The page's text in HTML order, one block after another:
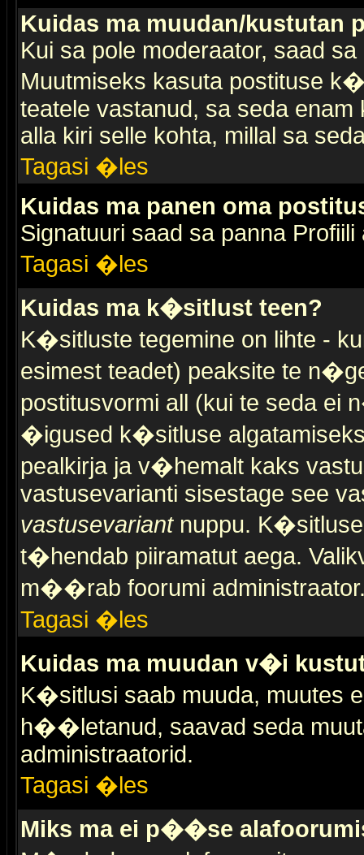
Kuidas ma muudan/kustutan
Kui sa pole moderaator, saad
Muutmiseks kasuta postituse
teatele vastanud, sa seda
alla kiri selle kohta, millal sa
Tagasi �les
Kuidas ma panen oma
Signatuuri saad sa panna Profiili
Tagasi �les
Kuidas ma k�sitlust teen?
K�sitluste tegemine on lihte -
esimest teadet) peaksite te
postitusvormi all (kui te seda ei
�igused k�sitluse
pealkirja ja v�hemalt kaks
vastusevarianti sisestage see
vastusevariantnuppu.
t�hendab piiramatut aega.
m��rab foorumi
Tagasi �les
Kuidas ma muudan v�i
K�sitlusi saab muuda, muutes
h��letanud, saavad seda
administraatorid.
Tagasi �les
Miks ma ei p��se